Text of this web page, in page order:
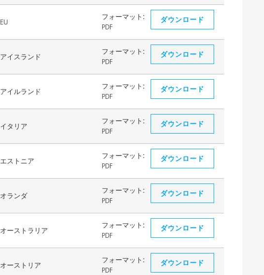
EU
フォーマット:
PDF
ダウンロード
アイスランド
フォーマット:
PDF
ダウンロード
アイルランド
フォーマット:
PDF
ダウンロード
イタリア
フォーマット:
PDF
ダウンロード
エストニア
フォーマット:
PDF
ダウンロード
オランダ
フォーマット:
PDF
ダウンロード
オーストラリア
フォーマット:
PDF
ダウンロード
オーストリア
フォーマット:
PDF
ダウンロード